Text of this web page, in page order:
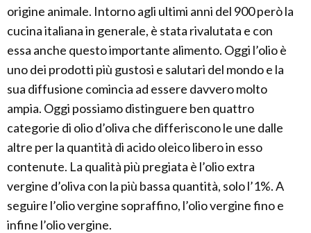
origine animale. Intorno agli ultimi anni del 900 però la
cucina italiana in generale, è stata rivalutata e con
essa anche questo importante alimento. Oggi l’olio è
uno dei prodotti più gustosi e salutari del mondo e la
sua diffusione comincia ad essere davvero molto
ampia. Oggi possiamo distinguere ben quattro
categorie di olio d’oliva che differiscono le une dalle
altre per la quantità di acido oleico libero in esso
contenute. La qualità più pregiata è l’olio extra
vergine d’oliva con la più bassa quantità, solo l’1%. A
seguire l’olio vergine sopraffino, l’olio vergine fino e
infine l’olio vergine.